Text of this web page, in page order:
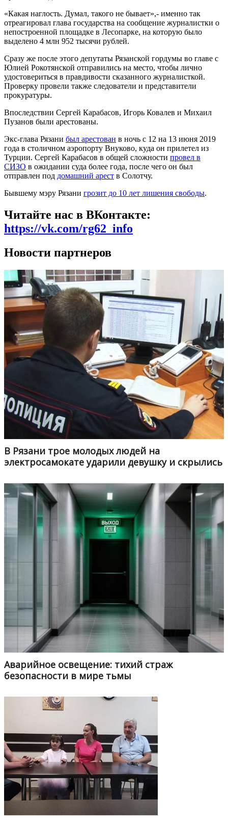
«Какая наглость. Думал, такого не бывает»,- именно так
отреагировал глава государства на сообщение журналистки о
непостроенной площадке в Лесопарке, на которую было
выделено 4 млн 952 тысячи рублей.
Сразу же после этого депутаты Рязанской гордумы во главе с
Юлией Рокотянской отправились на место, чтобы лично
удостовериться в правдивости сказанного журналисткой.
Проверку провели также следователи и представители
прокуратуры.
Впоследствии Сергей Карабасов, Игорь Ковалев и Михаил
Пузанов были арестованы.
Экс-глава Рязани был арестован в ночь с 12 на 13 июня 2019
года в столичном аэропорту Внуково, куда он прилетел из
Турции. Сергей Карабасов в общей сложности провел в
СИЗО в ожидании суда более года, после чего он был
отправлен под домашний арест в Солотчу.
Бывшему мэру Рязани грозит до 10 лет лишения свободы.
Читайте нас в ВКонтакте:
https://vk.com/rg62_info
Новости партнеров
В Рязани трое молодых людей на
электросамокате ударили девушку и скрылись
Аварийное освещение: тихий страж
безопасности в мире тьмы